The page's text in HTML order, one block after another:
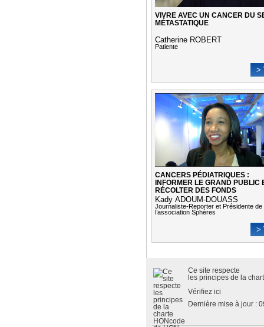
VIVRE AVEC UN CANCER DU
MÉTASTATIQUE
Catherine ROBERT
Patiente
>
CANCERS PÉDIATRIQUES :
INFORMER LE GRAND PUBLIC
RÉCOLTER DES FONDS
Kady ADOUM-DOUASS
Journaliste-Reporter et Présidente de
l’association Sphères
>
Ce site respecte
les principes de la
Vérifiez ici
Dernière mise à jour :